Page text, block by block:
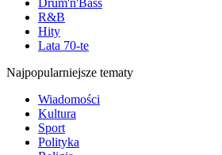
Drum'n'Bass
R&B
Hity
Lata 70-te
Najpopularniejsze tematy
Wiadomości
Kultura
Sport
Polityka